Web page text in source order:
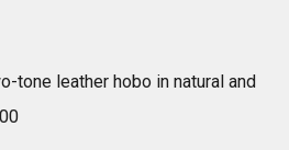
tone leather hobo in natural and